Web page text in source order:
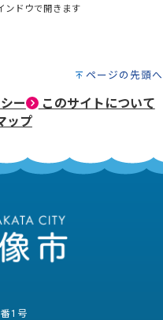
ンドウで開きます
ページの先頭へ
ー
このサイトについて
ップ
1号